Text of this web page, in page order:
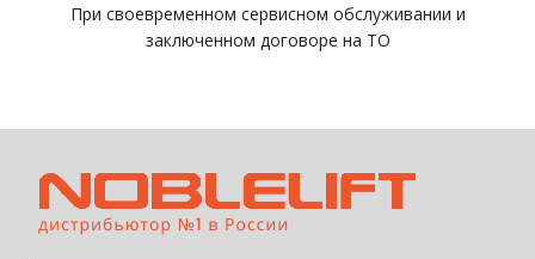
При своевременном сервисном обслуживании и
заключенном договоре на ТО